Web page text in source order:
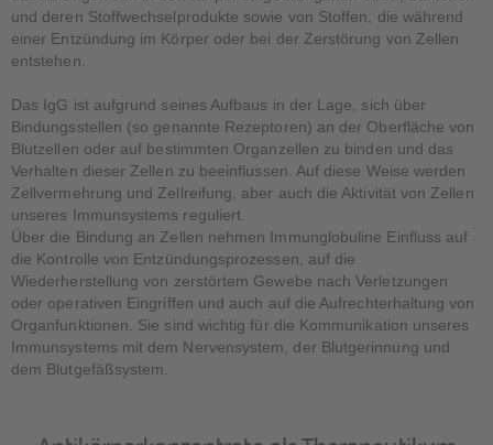
und deren Stoffwechselprodukte sowie von Stoffen, die während
einer Entzündung im Körper oder bei der Zerstörung von Zellen
entstehen.
Das IgG ist aufgrund seines Aufbaus in der Lage, sich über
Bindungsstellen (so genannte Rezeptoren) an der Oberfläche von
Blutzellen oder auf bestimmten Organzellen zu binden und das
Verhalten dieser Zellen zu beeinflussen. Auf diese Weise werden
Zellvermehrung und Zellreifung, aber auch die Aktivität von Zellen
unseres Immunsystems reguliert.
Über die Bindung an Zellen nehmen Immunglobuline Einfluss auf
die Kontrolle von Entzün­dungs­prozessen, auf die
Wiederherstellung von zerstörtem Gewebe nach Verletzungen
oder operativen Eingriffen und auch auf die Aufrechterhaltung von
Organfunktionen. Sie sind wichtig für die Kommu­nikation unseres
Immunsystems mit dem Nervensystem, der Blut­gerinnung und
dem Blut­gefäßsystem.